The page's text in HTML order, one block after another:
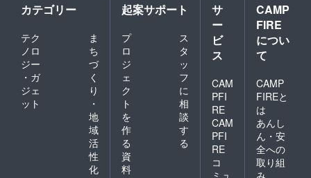
カテゴリー
テク
ノロ
ジー
・ガ
ジェ
ット
ま
ち
づ
く
り
・
地
域
活
性
化
起案サポート
プ
ロ
ジ
ェ
ク
ト
を
作
る
ス
タ
ッ
フ
に
相
談
す
る
資
料
サ
ー
ビ
ス
CAM
PFI
RE
CAM
PFI
RE
コ
ミュ
CAMP
FIRE
につい
て
CAMP
FIREと
は
あんし
ん・安
全への
取り組
み